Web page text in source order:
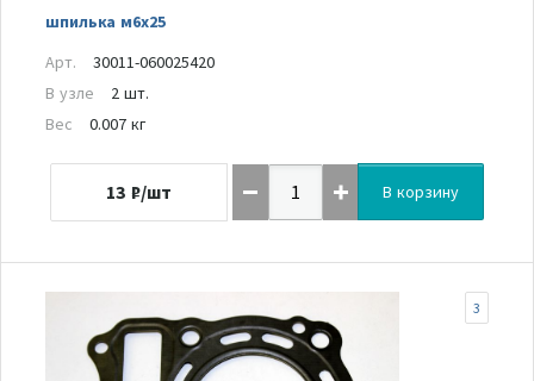
шпилька м6х25
Арт.
30011-060025420
В узле
2 шт.
Вес
0.007 кг
13 ₽/шт В корзину
3